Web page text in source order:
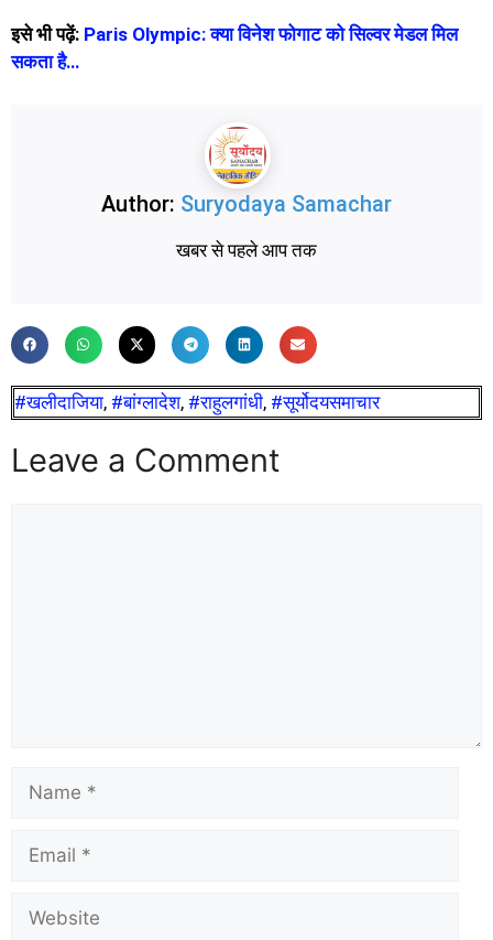
इसे भी पढ़ें: Paris Olympic: क्या विनेश फोगाट को सिल्वर मेडल मिल
सकता है…
Author: Suryodaya Samachar
खबर से पहले आप तक
#खलीदाजिया, #बांग्लादेश, #राहुलगांधी, #सूर्योदयसमाचार
Leave a Comment